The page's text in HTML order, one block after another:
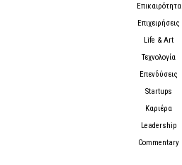
Επικαιρότητα
Επιχειρήσεις
Life & Art
Τεχνολογία
Επενδύσεις
Startups
Καριέρα
Leadership
Commentary